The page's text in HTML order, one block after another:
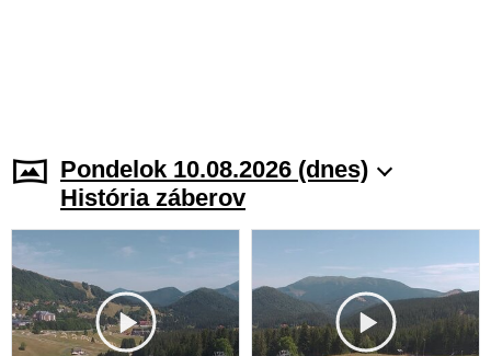
Pondelok 10.08.2026 (dnes)
História záberov